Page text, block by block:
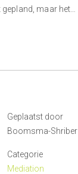
maar het…
Geplaatst door
Boomsma-Shriber
Categorie
Mediation